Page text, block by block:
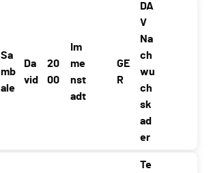
Sa
mb
ale
Da
vid
20
00
Im
me
nst
adt
GE
R
DA
V
Na
ch
wu
ch
sk
ad
er
Te